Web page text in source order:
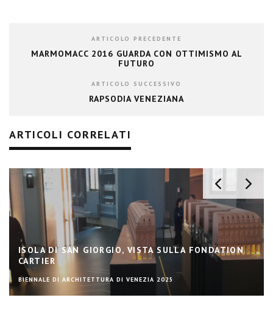
ARTICOLO PRECEDENTE
MARMOMACC 2016 GUARDA CON OTTIMISMO AL
FUTURO
ARTICOLO SUCCESSIVO
RAPSODIA VENEZIANA
ARTICOLI CORRELATI
ISOLA DI SAN GIORGIO, VISTA SULLA FONDATION
CARTIER
BIENNALE DI ARCHITETTURA DI VENEZIA 2025